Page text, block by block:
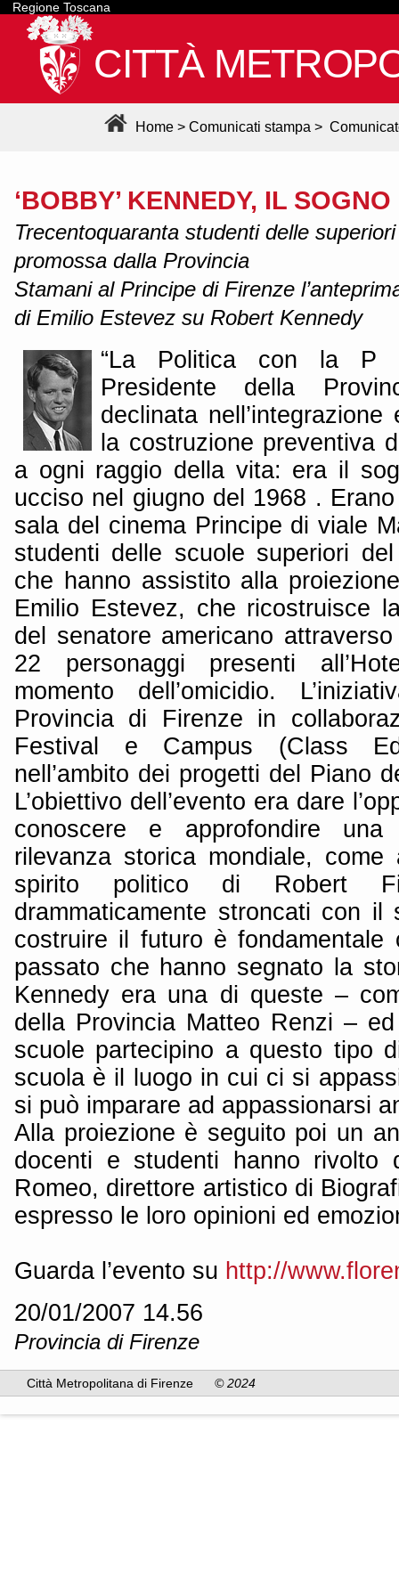
Regione Toscana
CITTÀ
Home > Comunicati stampa >
‘BOBBY’ KENNEDY, IL
Trecentoquaranta studenti delle
promossa dalla Provincia
Stamani al Principe di Firenze
di Emilio Estevez su Robert Kennedy
“La Politica con la P
Presidente della
declinata
la costruzione preventiva
a ogni raggio della vita: era il
ucciso nel giugno del 1968 .
sala del cinema Principe di viale
studenti delle scuole superiori
che hanno assistito alla
Emilio Estevez, che ricostruisce
del senatore americano
22 personaggi presenti
momento dell’omicidio.
Provincia di Firenze in
Festival e Campus (Class
nell’ambito dei progetti del Piano
L’obiettivo dell’evento era dare
conoscere e approfondire
rilevanza storica mondiale,
spirito politico di Robert
drammaticamente stroncati con il
costruire il futuro è fondamentale
passato che hanno segnato la
Kennedy era una di queste –
della Provincia Matteo Renzi –
scuole partecipino a questo tipo
scuola è il luogo in cui ci si
si può imparare ad appassionarsi
Alla proiezione è seguito poi un
docenti e studenti hanno rivolto
Romeo, direttore artistico di
espresso le loro opinioni ed
Guarda l’evento su http://
20/01/2007 14.56
Provincia di Firenze
Città Metropolitana di Firenze © 2024